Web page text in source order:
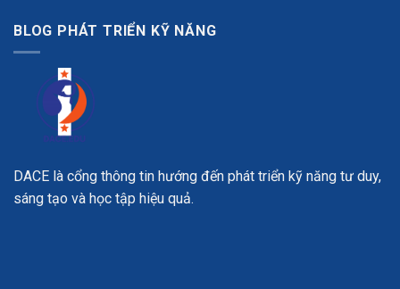
BLOG PHÁT TRIỂN KỸ NĂNG
DACE là cổng thông tin hướng đến phát triển kỹ năng tư duy,
sáng tạo và học tập hiệu quả.